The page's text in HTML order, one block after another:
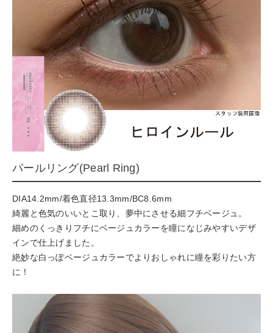
パールリング(Pearl Ring)
DIA14.2mm/着色直径13.3mm/BC8.6mm
綺麗と色気のいいとこ取り、夢中にさせる細フチベージュ。
細めのくっきりフチにベージュカラーを瞳になじみやすいデザ
インで仕上げました。
絶妙な白っぽベージュカラーでよりおしゃれに瞳を彩りたい方
に！